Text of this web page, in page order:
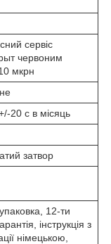
сервіс
червоним
мкрн
20 с в місяць
затвор
12-ти
інструкція з
німецькою,